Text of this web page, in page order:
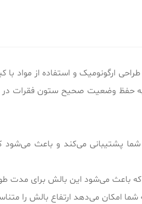
ارگونومیک و استفاده از مواد با
حفظ وضعیت صحیح ستون فقرات در
پشتیبانی می‌کند و باعث
باعث می‌شود این بالش برای مدت
امکان می‌دهد ارتفاع بالش را